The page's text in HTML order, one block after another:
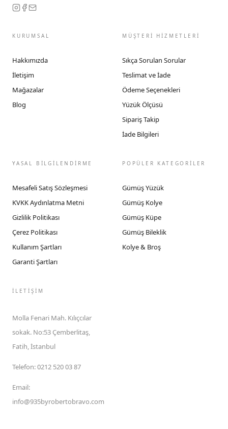
KURUMSAL
Hakkımızda
İletişim
Mağazalar
Blog
MÜŞTERİ HİZMETLERİ
Sıkça Sorulan Sorular
Teslimat ve İade
Ödeme Seçenekleri
Yüzük Ölçüsü
Sipariş Takip
İade Bilgileri
YASAL BİLGİLENDİRME
Mesafeli Satış Sözleşmesi
KVKK Aydınlatma Metni
Gizlilik Politikası
Çerez Politikası
Kullanım Şartları
Garanti Şartları
POPÜLER KATEGORİLER
Gümüş Yüzük
Gümüş Kolye
Gümüş Küpe
Gümüş Bileklik
Kolye & Broş
İLETIŞIM
Molla Fenari Mah. Kılıçcılar
sokak. No:53 Çemberlitaş,
Fatih, İstanbul
Telefon:0212 520 03 87
Email:
info@935byrobertobravo.com